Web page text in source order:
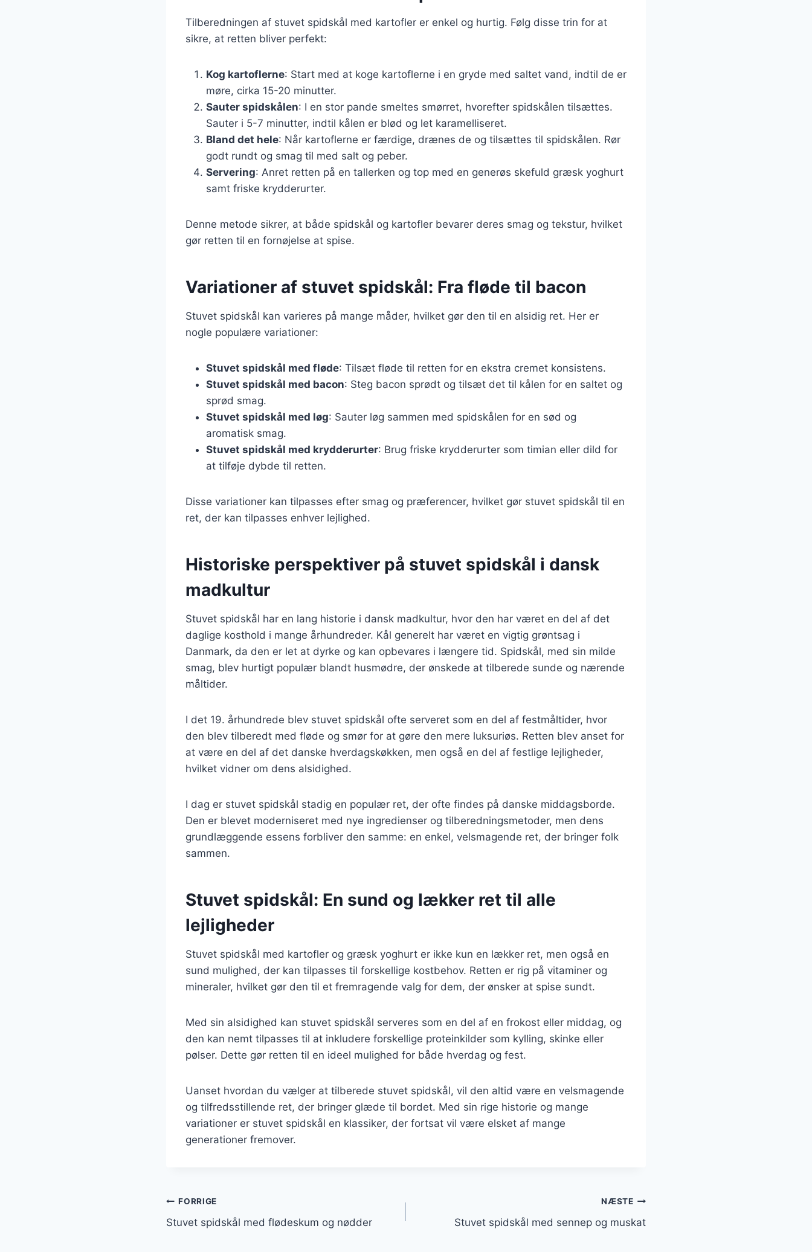
Tilberedningen af stuvet spidskål med kartofler er enkel og hurtig. Følg disse trin for at
sikre, at retten bliver perfekt:
Kog kartoflerne: Start med at koge kartoflerne i en gryde med saltet vand, indtil de er
møre, cirka 15-20 minutter.
Sauter spidskålen: I en stor pande smeltes smørret, hvorefter spidskålen tilsættes.
Sauter i 5-7 minutter, indtil kålen er blød og let karamelliseret.
Bland det hele: Når kartoflerne er færdige, drænes de og tilsættes til spidskålen. Rør
godt rundt og smag til med salt og peber.
Servering: Anret retten på en tallerken og top med en generøs skefuld græsk yoghurt
samt friske krydderurter.
Denne metode sikrer, at både spidskål og kartofler bevarer deres smag og tekstur, hvilket
gør retten til en fornøjelse at spise.
Variationer af stuvet spidskål: Fra fløde til bacon
Stuvet spidskål kan varieres på mange måder, hvilket gør den til en alsidig ret. Her er
nogle populære variationer:
Stuvet spidskål med fløde: Tilsæt fløde til retten for en ekstra cremet konsistens.
Stuvet spidskål med bacon: Steg bacon sprødt og tilsæt det til kålen for en saltet og
sprød smag.
Stuvet spidskål med løg: Sauter løg sammen med spidskålen for en sød og
aromatisk smag.
Stuvet spidskål med krydderurter: Brug friske krydderurter som timian eller dild for
at tilføje dybde til retten.
Disse variationer kan tilpasses efter smag og præferencer, hvilket gør stuvet spidskål til en
ret, der kan tilpasses enhver lejlighed.
Historiske perspektiver på stuvet spidskål i dansk
madkultur
Stuvet spidskål har en lang historie i dansk madkultur, hvor den har været en del af det
daglige kosthold i mange århundreder. Kål generelt har været en vigtig grøntsag i
Danmark, da den er let at dyrke og kan opbevares i længere tid. Spidskål, med sin milde
smag, blev hurtigt populær blandt husmødre, der ønskede at tilberede sunde og nærende
måltider.
I det 19. århundrede blev stuvet spidskål ofte serveret som en del af festmåltider, hvor
den blev tilberedt med fløde og smør for at gøre den mere luksuriøs. Retten blev anset for
at være en del af det danske hverdagskøkken, men også en del af festlige lejligheder,
hvilket vidner om dens alsidighed.
I dag er stuvet spidskål stadig en populær ret, der ofte findes på danske middagsborde.
Den er blevet moderniseret med nye ingredienser og tilberedningsmetoder, men dens
grundlæggende essens forbliver den samme: en enkel, velsmagende ret, der bringer folk
sammen.
Stuvet spidskål: En sund og lækker ret til alle
lejligheder
Stuvet spidskål med kartofler og græsk yoghurt er ikke kun en lækker ret, men også en
sund mulighed, der kan tilpasses til forskellige kostbehov. Retten er rig på vitaminer og
mineraler, hvilket gør den til et fremragende valg for dem, der ønsker at spise sundt.
Med sin alsidighed kan stuvet spidskål serveres som en del af en frokost eller middag, og
den kan nemt tilpasses til at inkludere forskellige proteinkilder som kylling, skinke eller
pølser. Dette gør retten til en ideel mulighed for både hverdag og fest.
Uanset hvordan du vælger at tilberede stuvet spidskål, vil den altid være en velsmagende
og tilfredsstillende ret, der bringer glæde til bordet. Med sin rige historie og mange
variationer er stuvet spidskål en klassiker, der fortsat vil være elsket af mange
generationer fremover.
Indlægsnavigation
FORRIGE
Stuvet spidskål med flødeskum og nødder
NÆSTE
Stuvet spidskål med sennep og muskat